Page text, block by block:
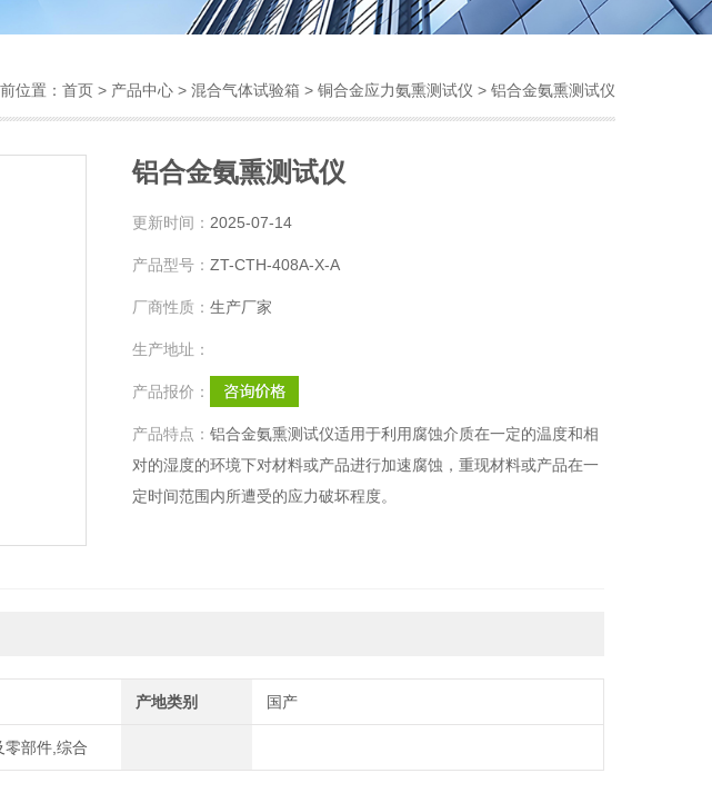
位置： 首页 > 产品中心 > 混合气体试验箱 > 铜合金应力氨熏测试仪 > 铝合金氨熏测试仪
铝合金氨熏测试仪
更新时间： 2025-07-14
产品型号： ZT-CTH-408A-X-A
厂商性质： 生产厂家
生产地址：
产品报价：
产品特点： 铝合金氨熏测试仪适用于利用腐蚀介质在一定的温度和相
对的湿度的环境下对材料或产品进行加速腐蚀，重现材料或产品在一
定时间范围内所遭受的应力破坏程度。
产地类别 国产
零部件,综合